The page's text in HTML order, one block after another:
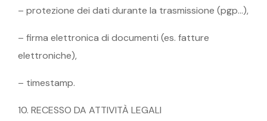
– protezione dei dati durante la trasmissione (pgp…),
– firma elettronica di documenti (es. fatture
elettroniche),
– timestamp.
10. RECESSO DA ATTIVITÀ LEGALI